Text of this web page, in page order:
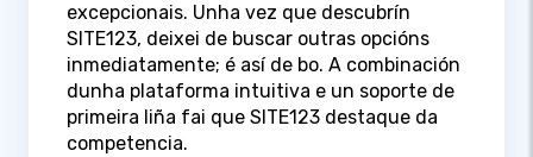
excepcionais. Unha vez que descubrín
SITE123, deixei de buscar outras opcións
inmediatamente; é así de bo. A combinación
dunha plataforma intuitiva e un soporte de
primeira liña fai que SITE123 destaque da
competencia.